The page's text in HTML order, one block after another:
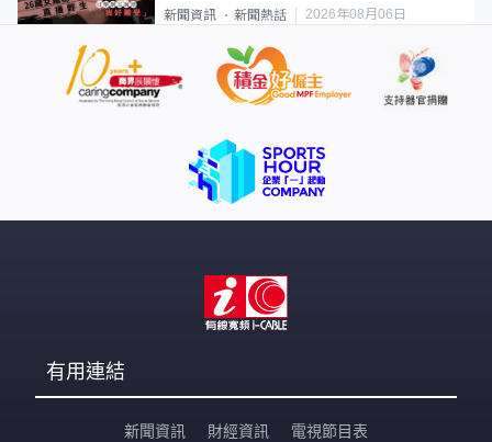
新聞資訊 新聞熱話 2026年08月06日
有用連結
新聞資訊 財經資訊 電視節目表